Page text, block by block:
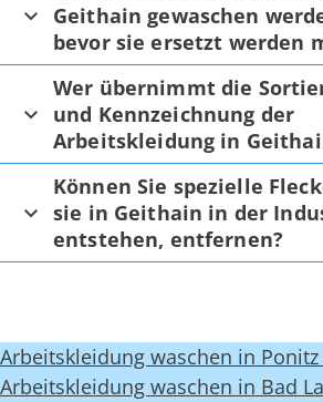
Geithain gewaschen
bevor sie ersetzt werden
Wer übernimmt die
und Kennzeichnung der
Arbeitskleidung in
Können Sie spezielle
sie in Geithain in der
entstehen, entfernen?
Arbeitskleidung waschen in
Arbeitskleidung waschen in Bad